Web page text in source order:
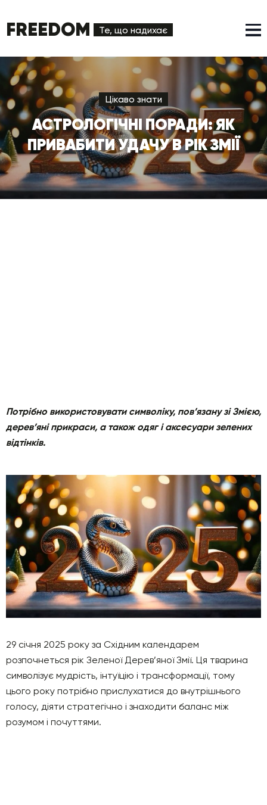
FREEDOM Те, що надихає
Цікаво знати
АСТРОЛОГІЧНІ ПОРАДИ: ЯК
ПРИВАБИТИ УДАЧУ В РІК ЗМІЇ
Потрібно використовувати символіку, пов’язану зі Змією,
дерев’яні прикраси, а також одяг і аксесуари зелених
відтінків.
29 січня 2025 року за Східним календарем
розпочнеться рік Зеленої Дерев’яної Змії. Ця тварина
символізує мудрість, інтуїцію і трансформації, тому
цього року потрібно прислухатися до внутрішнього
голосу, діяти стратегічно і знаходити баланс між
розумом і почуттями.